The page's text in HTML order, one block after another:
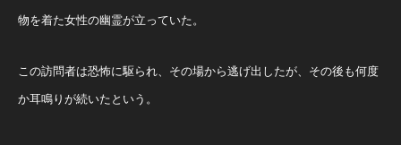
物を着た女性の幽霊が立っていた。
この訪問者は恐怖に駆られ、その場から逃げ出したが、その後も何度
か耳鳴りが続いたという。